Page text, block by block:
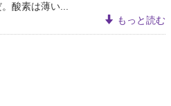
酸素は薄い...
もっと読む